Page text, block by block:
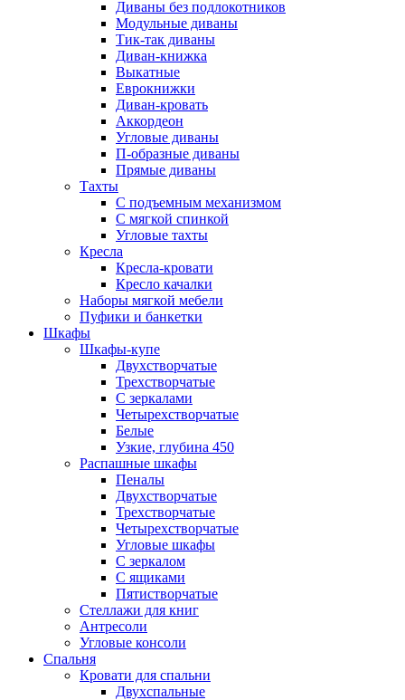
Диваны без подлокотников
Модульные диваны
Тик-так диваны
Диван-книжка
Выкатные
Еврокнижки
Диван-кровать
Аккордеон
Угловые диваны
П-образные диваны
Прямые диваны
Тахты
С подъемным механизмом
С мягкой спинкой
Угловые тахты
Кресла
Кресла-кровати
Кресло качалки
Наборы мягкой мебели
Пуфики и банкетки
Шкафы
Шкафы-купе
Двухстворчатые
Трехстворчатые
С зеркалами
Четырехстворчатые
Белые
Узкие, глубина 450
Распашные шкафы
Пеналы
Двухстворчатые
Трехстворчатые
Четырехстворчатые
Угловые шкафы
С зеркалом
С ящиками
Пятистворчатые
Стеллажи для книг
Антресоли
Угловые консоли
Спальня
Кровати для спальни
Двухспальные